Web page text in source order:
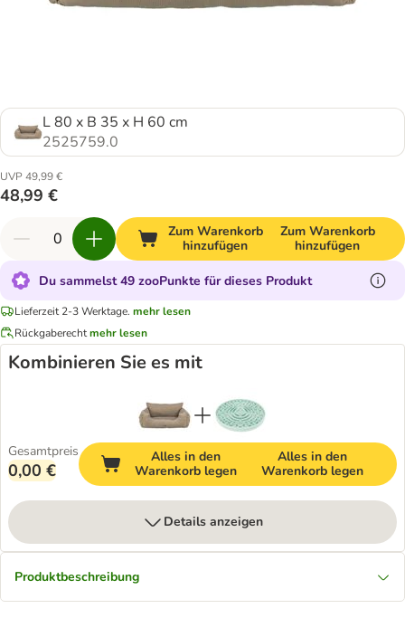
L 80 x B 35 x H 60 cm
2525759.0
UVP 49,99 €
48,99 €
Zum Warenkorb
hinzufügen
Zum Warenkorb
hinzufügen
Du sammelst 49 zooPunkte für dieses Produkt
Lieferzeit 2-3 Werktage. mehr lesen
Rückgaberechtmehr lesen
Kombinieren Sie es mit
Gesamtpreis
0,00 €
Alles in den
Warenkorb legen
Alles in den
Warenkorb legen
Details anzeigen
Produktbeschreibung